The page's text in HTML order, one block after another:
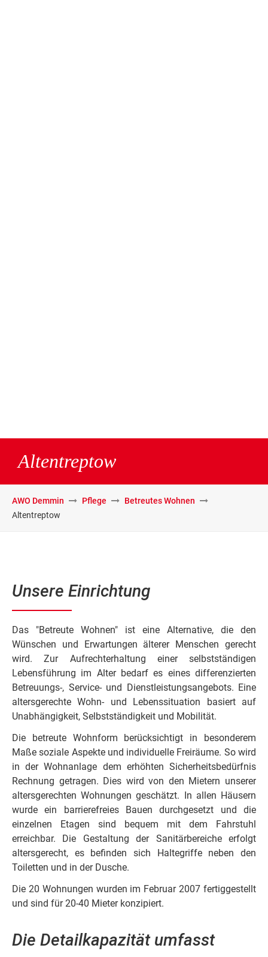
Altentreptow
AWO Demmin Pflege
Betreutes Wohnen
Altentreptow
Unsere Einrichtung
Das "Betreute Wohnen" ist eine Alternative, die den
Wünschen und Erwartungen älterer Menschen gerecht
wird. Zur Aufrechterhaltung einer selbstständigen
Lebensführung im Alter bedarf es eines differenzierten
Betreuungs-, Service- und Dienstleistungsangebots. Eine
altersgerechte Wohn- und Lebenssituation basiert auf
Unabhängigkeit, Selbstständigkeit und Mobilität.
Die betreute Wohnform berücksichtigt in besonderem
Maße soziale Aspekte und individuelle Freiräume. So wird
in der Wohnanlage dem erhöhten Sicherheitsbedürfnis
Rechnung getragen. Dies wird von den Mietern unserer
altersgerechten Wohnungen geschätzt. In allen Häusern
wurde ein barrierefreies Bauen durchgesetzt und die
einzelnen Etagen sind bequem mit dem Fahrstuhl
erreichbar. Die Gestaltung der Sanitärbereiche erfolgt
altersgerecht, es befinden sich Haltegriffe neben den
Toiletten und in der Dusche.
Die 20 Wohnungen wurden im Februar 2007 fertiggestellt
und sind für 20-40 Mieter konzipiert.
Die Detailkapazität umfasst